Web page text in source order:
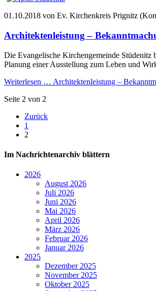
01.10.2018 von Ev. Kirchenkreis Prignitz
Architektenleistung –
Die Evangelische Kirchengemeinde Stüdenitz
Planung einer Ausstellung zum Leben und
Weiterlesen … Architektenleistung –
Seite 2 von 2
Zurück
1
2
Im Nachrichtenarchiv blättern
2026
August 2026
Juli 2026
Juni 2026
Mai 2026
April 2026
März 2026
Februar 2026
Januar 2026
2025
Dezember 2025
November 2025
Oktober 2025